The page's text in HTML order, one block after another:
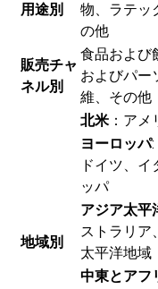
用途別
物、ラテッ
の他
販売チャ
ネル別
食品および
およびパー
維、その他
地域別
北米 ：ア
ヨーロッパ
ドイツ、
ッパ
アジア太平
ストラリア
太平洋地域
中東とアフ